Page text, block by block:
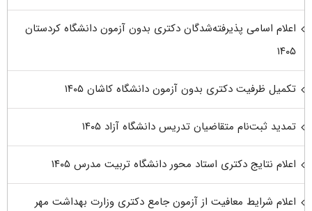
اعلام اسامی پذیرفته‌شدگان دکتری بدون آزمون دانشگاه کردستان
۱۴۰۵
تکمیل ظرفیت دکتری بدون آزمون دانشگاه کاشان ۱۴۰۵
تمدید ثبت‌نام متقاضیان تدریس دانشگاه آزاد ۱۴۰۵
اعلام نتایج دکتری استاد محور دانشگاه تربیت مدرس ۱۴۰۵
اعلام شرایط معافیت از آزمون جامع دکتری وزارت بهداشت مهر